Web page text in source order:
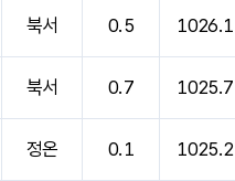
북서 0.5 1026.1
북서 0.7 1025.7
정온 0.1 1025.2